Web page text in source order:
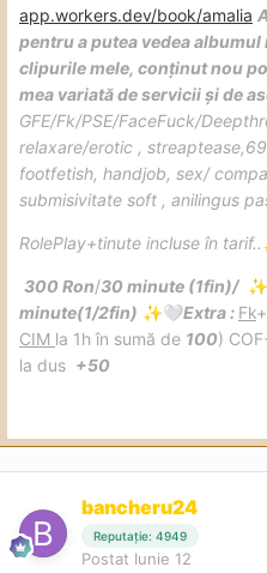
app.workers.dev/book/amalia
pentru a putea vedea
clipurile mele, conținut nou
mea variată de servicii și de
GFE/Fk/PSE/FaceFuck/
relaxare/erotic ,
footfetish, handjob, sex/
submisivitate soft , anilingus
RolePlay+tinute incluse în tarif..
300 Ron/30 minute (1fin)/ ✨
minute(1/2fin) ✨🤍Extra: Fk+
CIM la 1h în sumă de 100)
la dus +50
bancheru24
Reputație: 4949
Postat Iunie 12